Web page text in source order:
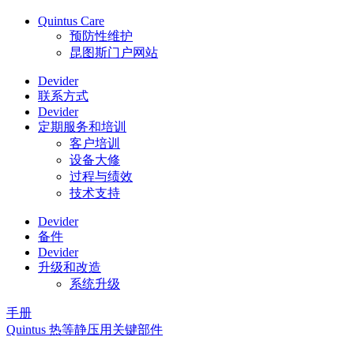
Quintus Care
预防性维护
昆图斯门户网站
Devider
联系方式
Devider
定期服务和培训
客户培训
设备大修
过程与绩效
技术支持
Devider
备件
Devider
升级和改造
系统升级
手册
Quintus 热等静压用关键部件